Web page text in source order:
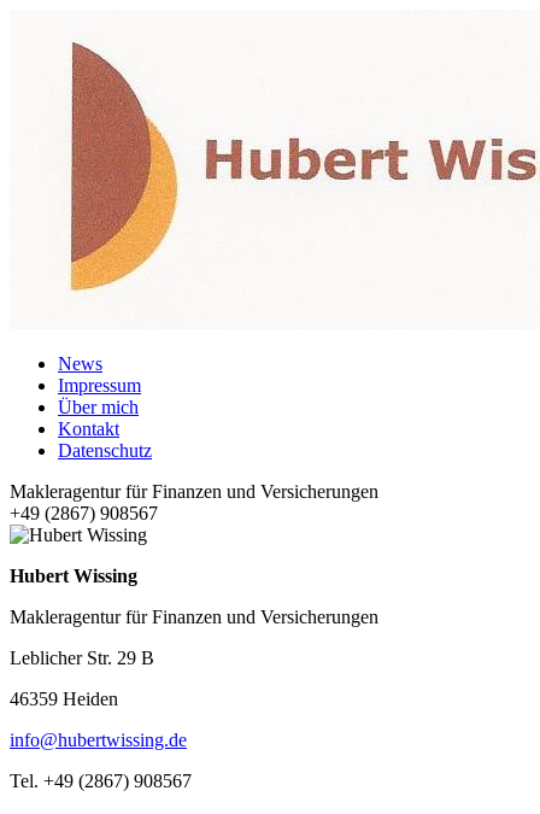
News
Impressum
Über mich
Kontakt
Datenschutz
Makleragentur für Finanzen und Versicherungen
+49 (2867) 908567
Hubert Wissing
Makleragentur für Finanzen und Versicherungen
Leblicher Str. 29 B
46359 Heiden
info@hubertwissing.de
Tel. +49 (2867) 908567